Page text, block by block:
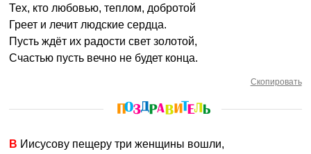
Тех, кто любовью, теплом, добротой
Греет и лечит людские сердца.
Пусть ждёт их радости свет золотой,
Счастью пусть вечно не будет конца.
Скопировать
В Иисусову пещеру три женщины вошли,